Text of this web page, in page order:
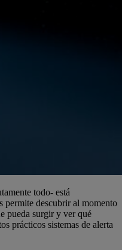
todo- está
permite descubrir al momento
pueda surgir y ver qué
prácticos sistemas de alerta